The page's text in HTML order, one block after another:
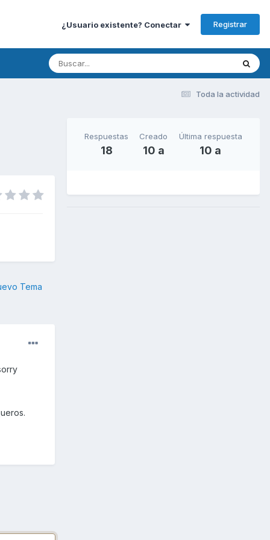
¿Usuario existente? Conectar Registrar
Toda la actividad
Tema
Respuestas
18
Creado
10 a
Última respuesta
10 a